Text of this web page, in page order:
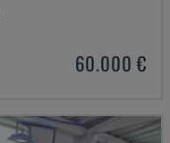
60.000 €